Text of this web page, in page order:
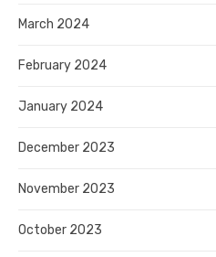
March 2024
February 2024
January 2024
December 2023
November 2023
October 2023